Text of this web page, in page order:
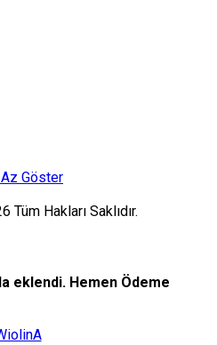
Göster
Hakları Saklıdır.
eklendi. Hemen Ödeme